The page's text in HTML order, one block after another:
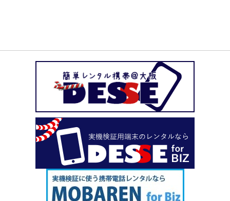
にお送りすることは一切ございません。 お客様と直接や
り取りのできるメールやお電話でのご請求となりますの
で、万一レンタルスマホの使用を他の方に知られたくな
い、という場合も安心してご利用いただけます。
デッセがスマホのレンタルと並行して展開しているのが、
ポケットwifiのレンタルサービスです。 街中にもフリーwifi
はありますが、通信速度に難があったり接続に制限があっ
たりと不便な面も否めません。 それらの影響を受けず、
電波圏内ならいつでも快適にインターネットを楽しめるポ
ケットwifiをレンタルでお得にご利用いただけます。 ご希
望の際はお気軽にご相談ください。